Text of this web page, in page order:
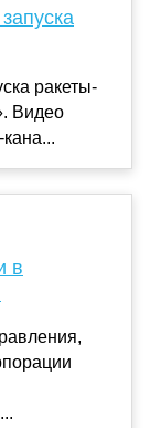
ракеты-
Видео
в